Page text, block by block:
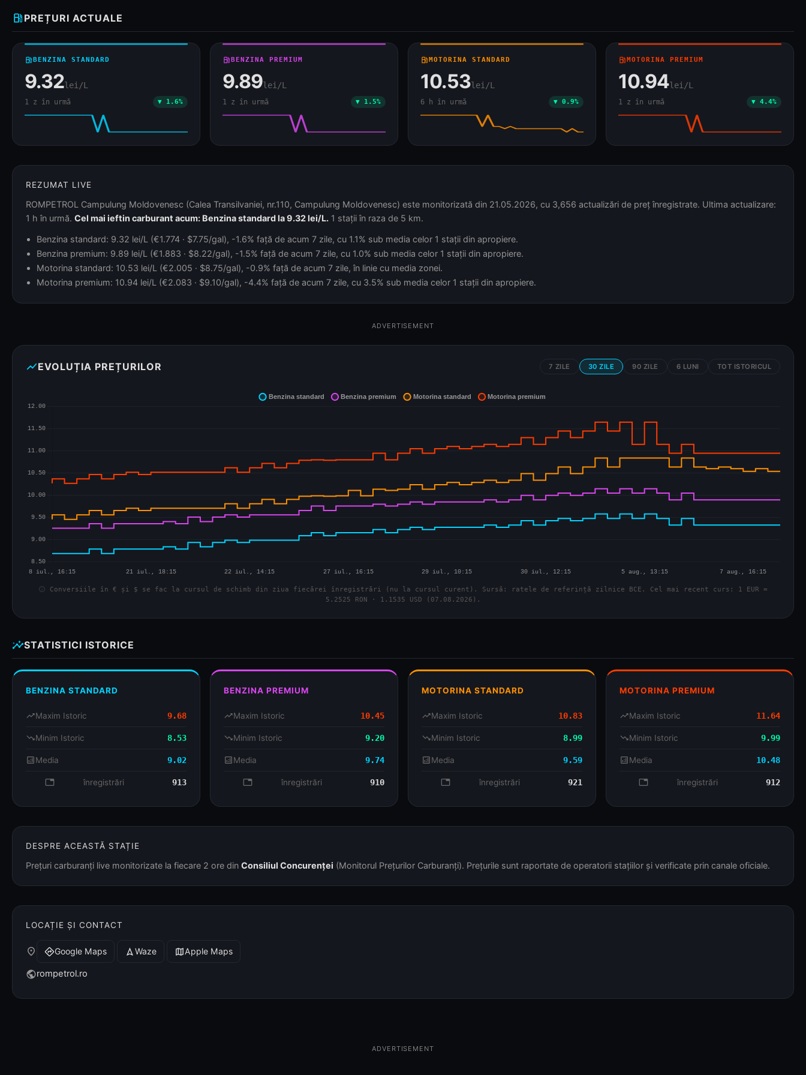
local_gas_station PREȚURI ACTUALE
local_gas_stationBENZINA STANDARD
9.32lei/L
1 z în urmă ▼ 1.6%
local_gas_stationBENZINA PREMIUM
9.89lei/L
1 z în urmă ▼ 1.5%
local_gas_stationMOTORINA STANDARD
10.53lei/L
6 h în urmă ▼ 0.9%
local_gas_stationMOTORINA PREMIUM
10.94lei/L
1 z în urmă ▼ 4.4%
REZUMAT LIVE
ROMPETROL Campulung Moldovenesc (Calea Transilvaniei, nr.110, Campulung Moldovenesc) este monitorizată din 21.05.2026, cu 3,656 actualizări de preț înregistrate. Ultima actualizare:
1 h în urmă. Cel mai ieftin carburant acum: Benzina standard la 9.32 lei/L. 1 stații în raza de 5 km.
Benzina standard: 9.32 lei/L (€1.774 · $7.75/gal), -1.6% față de acum 7 zile, cu 1.1% sub media celor 1 stații din apropiere.
Benzina premium: 9.89 lei/L (€1.883 · $8.22/gal), -1.5% față de acum 7 zile, cu 1.0% sub media celor 1 stații din apropiere.
Motorina standard: 10.53 lei/L (€2.005 · $8.75/gal), -0.9% față de acum 7 zile, în linie cu media zonei.
Motorina premium: 10.94 lei/L (€2.083 · $9.10/gal), -4.4% față de acum 7 zile, cu 3.5% sub media celor 1 stații din apropiere.
ADVERTISEMENT
show_chartEVOLUȚIA PREȚURILOR 7 ZILE 30 ZILE 90 ZILE 6 LUNI TOT ISTORICUL
info
Conversiile în € și $ se fac la cursul de schimb din ziua fiecărei înregistrări (nu la cursul curent). Sursă: ratele de referință zilnice BCE. Cel mai recent curs: 1 EUR =
5.2525 RON · 1.1535 USD (07.08.2026).
insightsSTATISTICI ISTORICE
BENZINA STANDARD
trending_upMaxim Istoric 9.68
trending_downMinim Istoric 8.53
analyticsMedia 9.02
database înregistrări 913
BENZINA PREMIUM
trending_upMaxim Istoric 10.45
trending_downMinim Istoric 9.20
analyticsMedia 9.74
database înregistrări 910
MOTORINA STANDARD
trending_upMaxim Istoric 10.83
trending_downMinim Istoric 8.99
analyticsMedia 9.59
database înregistrări 921
MOTORINA PREMIUM
trending_upMaxim Istoric 11.64
trending_downMinim Istoric 9.99
analyticsMedia 10.48
database înregistrări 912
DESPRE ACEASTĂ STAȚIE
Prețuri carburanți live monitorizate la fiecare 2 ore din Consiliul Concurenței (Monitorul Prețurilor Carburanți). Prețurile sunt raportate de operatorii stațiilor și verificate prin canale oficiale.
LOCAȚIE ȘI CONTACT
place directionsGoogle Maps navigation Waze mapApple Maps
publicrompetrol.ro
ADVERTISEMENT